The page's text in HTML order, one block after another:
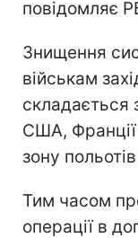
повідомляє
Знищення
військам
складається
США, Франції
зону
Тим часом
операції в